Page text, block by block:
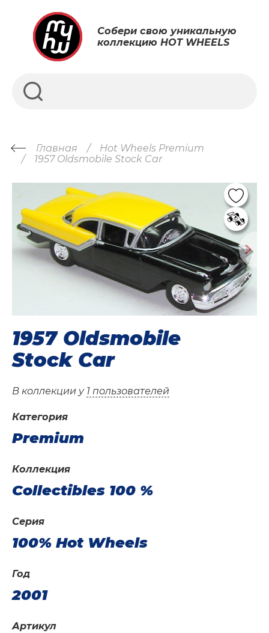
Собери свою уникальную
коллекцию HOT WHEELS
Главная
Hot Wheels Premium
1957 Oldsmobile Stock Car
1957 Oldsmobile
Stock Car
В коллекции у 1 пользователей
Категория
Premium
Год
2001
Коллекция
Collectibles 100 %
Артикул
Серия
100% Hot Wheels